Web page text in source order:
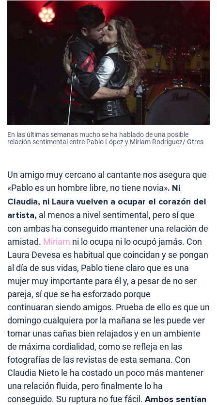
En las últimas semanas mucho se ha hablado de una posible
relación sentimental entre Pablo López y Miriam Rodríguez/ Gtres
Un amigo muy cercano al cantante nos asegura que
«Pablo es un hombre libre, no tiene novia». Ni
Claudia, ni Laura vuelven a ocupar el corazón del
artista, al menos a nivel sentimental, pero sí que
con ambas ha conseguido mantener una relación de
amistad. Miriam ni lo ocupa ni lo ocupó jamás. Con
Laura Devesa es habitual que coincidan y se pongan
al día de sus vidas, Pablo tiene claro que es una
mujer muy importante para él y, a pesar de no ser
pareja, sí que se ha esforzado porque
continuaran siendo amigos. Prueba de ello es que un
domingo cualquiera por la mañana se les puede ver
tomar unas cañas bien relajados y en un ambiente
de máxima cordialidad, como se refleja en las
fotografías de las revistas de esta semana. Con
Claudia Nieto le ha costado un poco más mantener
una relación fluida, pero finalmente lo ha
conseguido. Su ruptura no fue fácil. Ambos sentían